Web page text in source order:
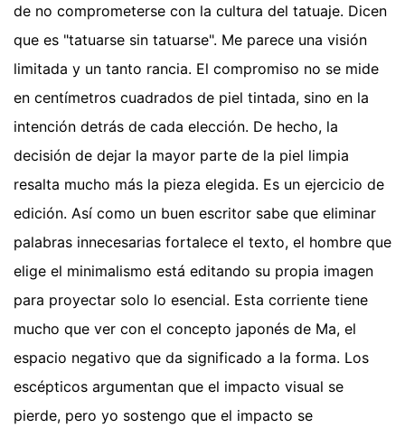
de no comprometerse con la cultura del tatuaje. Dicen
que es "tatuarse sin tatuarse". Me parece una visión
limitada y un tanto rancia. El compromiso no se mide
en centímetros cuadrados de piel tintada, sino en la
intención detrás de cada elección. De hecho, la
decisión de dejar la mayor parte de la piel limpia
resalta mucho más la pieza elegida. Es un ejercicio de
edición. Así como un buen escritor sabe que eliminar
palabras innecesarias fortalece el texto, el hombre que
elige el minimalismo está editando su propia imagen
para proyectar solo lo esencial. Esta corriente tiene
mucho que ver con el concepto japonés de Ma, el
espacio negativo que da significado a la forma. Los
escépticos argumentan que el impacto visual se
pierde, pero yo sostengo que el impacto se